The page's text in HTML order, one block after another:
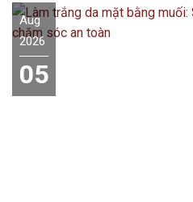
Aug
2026
05